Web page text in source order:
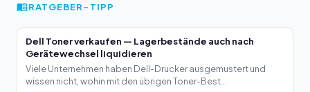
RATGEBER-TIPP
Dell Toner verkaufen — Lagerbestände auch nach
Gerätewechsel liquidieren
Viele Unternehmen haben Dell-Drucker ausgemustert und
wissen nicht, wohin mit den übrigen Toner-Best...